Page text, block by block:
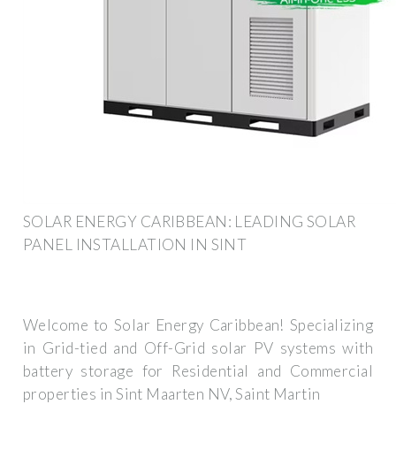
SOLAR ENERGY CARIBBEAN: LEADING SOLAR
PANEL INSTALLATION IN SINT
Welcome to Solar Energy Caribbean! Specializing
in Grid-tied and Off-Grid solar PV systems with
battery storage for Residential and Commercial
properties in Sint Maarten NV, Saint Martin